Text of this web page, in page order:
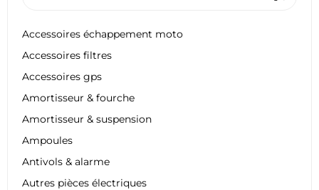
Accessoires échappement moto
Accessoires filtres
Accessoires gps
Amortisseur & fourche
Amortisseur & suspension
Ampoules
Antivols & alarme
Autres pièces électriques